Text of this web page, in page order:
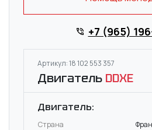
+7 (965)
Артикул: 18 102 553 357
Двигатель DDXE
Двигатель:
Страна